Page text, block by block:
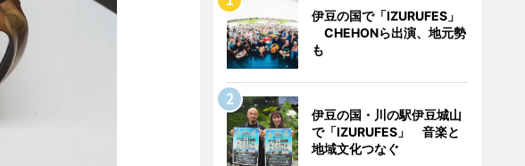
伊豆の国で「IZURUFES」
CHEHONら出演、地元勢
も
伊豆の国・川の駅伊豆城山
で「IZURUFES」 音楽と
地域文化つなぐ